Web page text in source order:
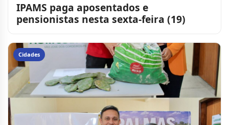
IPAMS paga aposentados e
pensionistas nesta sexta-feira (19)
Cidades